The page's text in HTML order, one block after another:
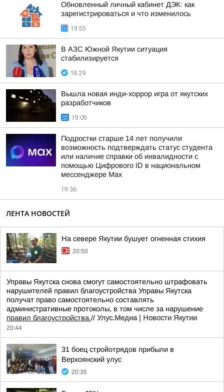
Обновленный личный кабинет ДЭК: как
зарегистрироваться и что изменилось
19:55
В АЗС Южной Якутии ситуация
стабилизируется
18:29
Вышла новая инди-хоррор игра от якутских
разработчиков
19:09
Подростки старше 14 лет получили
возможность подтверждать статус студента
или наличие справки об инвалидности с
помощью Цифрового ID в национальном
мессенджере Мах
19:36
ЛЕНТА НОВОСТЕЙ
На севере Якутии бушует огненная стихия
20:50
Управы Якутска снова смогут самостоятельно штрафовать
нарушителей правил благоустройства Управы Якутска
получат право самостоятельно составлять
административные протоколы, в том числе за нарушение
правил благоустройства.// Улус.Медиа | Новости Якутии
20:44
31 боец стройотрядов прибыли в
Верхоянский улус
20:35